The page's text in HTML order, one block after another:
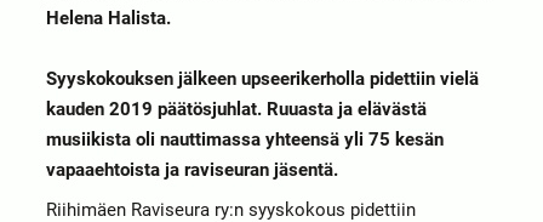
Helena Halista.
Syyskokouksen jälkeen upseerikerholla pidettiin vielä
kauden 2019 päätösjuhlat. Ruuasta ja elävästä
musiikista oli nauttimassa yhteensä yli 75 kesän
vapaaehtoista ja raviseuran jäsentä.
Riihimäen Raviseura ry:n syyskokous pidettiin